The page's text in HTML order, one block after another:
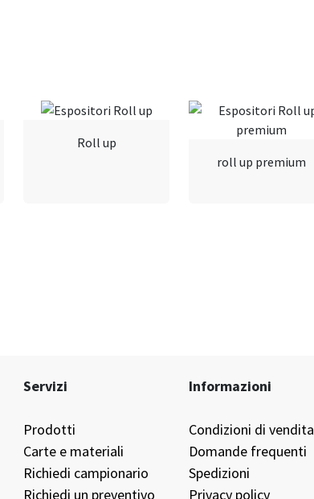
Roll up
roll up premium
Servizi
Prodotti
Carte e materiali
Richiedi campionario
Richiedi un preventivo
Informazioni
Condizioni di vendita
Domande frequenti
Spedizioni
Privacy policy